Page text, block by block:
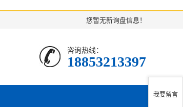
您暂无新询盘信息！
咨询热线：
18853213397